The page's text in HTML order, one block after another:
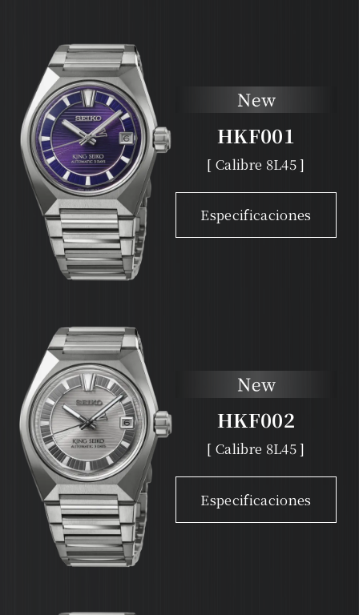
HKF001
[ Calibre 8L45 ]
Especificaciones
HKF002
[ Calibre 8L45 ]
Especificaciones